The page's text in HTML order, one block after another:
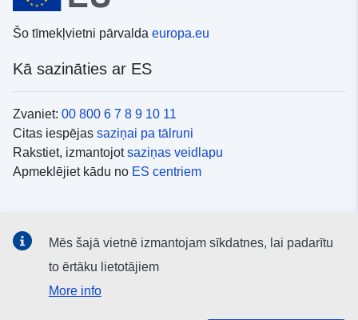
Šo tīmekļvietni pārvalda europa.eu
Kā sazināties ar ES
Zvaniet: 00 800 6 7 8 9 10 11
Citas iespējas saziņai pa tālruni
Rakstiet, izmantojotsaziņas veidlapu
Apmeklējiet kādu no ES centriem
ES kontisociālajos medijos
Mēs šajā vietnē izmantojam sīkdatnes, lai padarītu
to ērtāku lietotājiem
More info